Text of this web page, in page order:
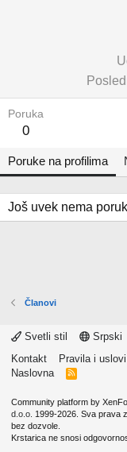
Poruka
0
Poruke na profilima
Još uvek nema
Članovi
Svetli stil
Srpski
Kontakt
Pravila i
Naslovna
R
Community platform by
d.o.o. 1999-2026. Sva prava
bez dozvole.
Krstarica ne snosi